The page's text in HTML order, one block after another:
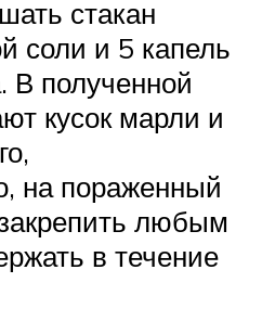
стакан
соли и 5 капель
В полученной
кусок марли и
на пораженный
любым
в течение